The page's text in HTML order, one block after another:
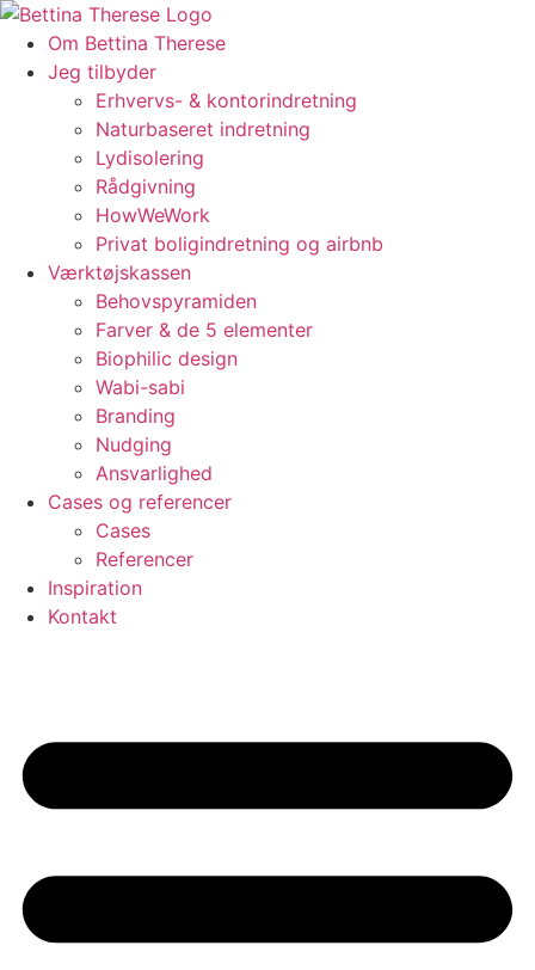
Videre
indhold
Om Bettina Therese
Jeg tilbyder
Erhvervs- & kontorindretning
Naturbaseret indretning
Lydisolering
Rådgivning
HowWeWork
Privat boligindretning og airbnb
Værktøjskassen
Behovspyramiden
Farver & de 5 elementer
Biophilic design
Wabi-sabi
Branding
Nudging
Ansvarlighed
Cases og referencer
Cases
Referencer
Inspiration
Kontakt